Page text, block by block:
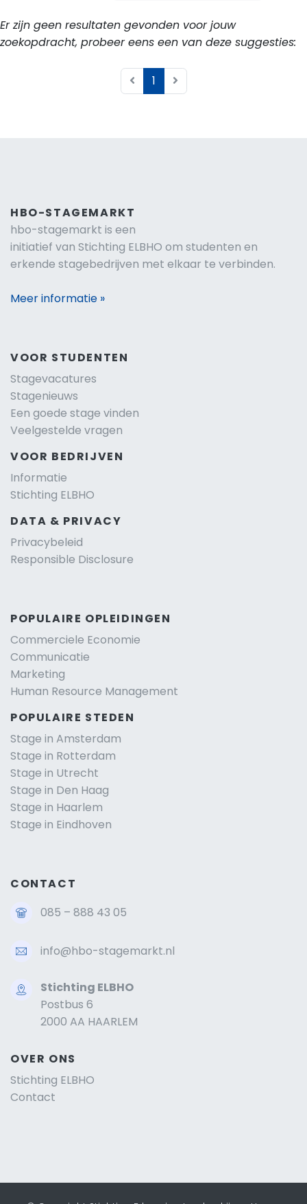
Er zijn geen resultaten gevonden voor jouw
zoekopdracht, probeer eens een van deze suggesties:
1
HBO-STAGEMARKT
hbo-stagemarkt is een
initiatief van Stichting ELBHO om studenten en
erkende stagebedrijven met elkaar te verbinden.
Meer informatie »
VOOR STUDENTEN
Stagevacatures
Stagenieuws
Een goede stage vinden
Veelgestelde vragen
VOOR BEDRIJVEN
Informatie
Stichting ELBHO
DATA & PRIVACY
Privacybeleid
Responsible Disclosure
POPULAIRE OPLEIDINGEN
Commerciele Economie
Communicatie
Marketing
Human Resource Management
POPULAIRE STEDEN
Stage in Amsterdam
Stage in Rotterdam
Stage in Utrecht
Stage in Den Haag
Stage in Haarlem
Stage in Eindhoven
CONTACT
085 – 888 43 05
info@hbo-stagemarkt.nl
Stichting ELBHO
Postbus 6
2000 AA HAARLEM
OVER ONS
Stichting ELBHO
Contact